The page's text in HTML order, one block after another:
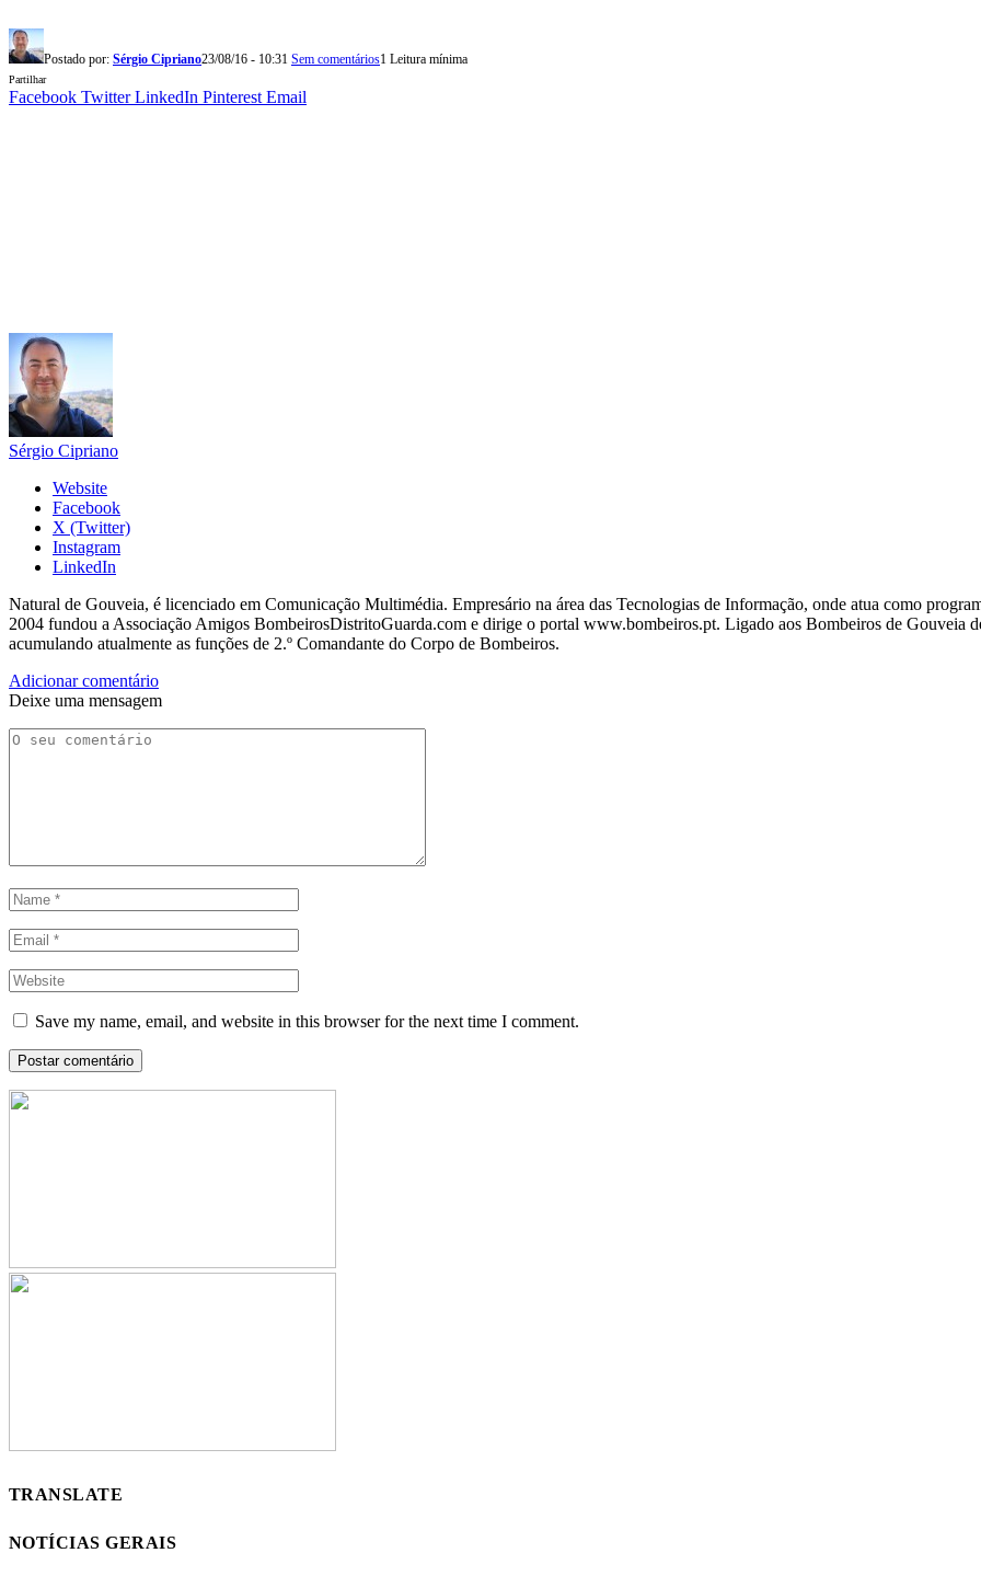
Postado por: Sérgio Cipriano23/08/16 - 10:31 Sem comentários1 Leitura mínima
Partilhar
Facebook Twitter LinkedIn Pinterest Email
Sérgio Cipriano
Website
Facebook
X (Twitter)
Instagram
LinkedIn
Natural de Gouveia, é licenciado em Comunicação Multimédia. Empresário na área das Tecnologias de Informação, onde atua como
2004 fundou a Associação Amigos BombeirosDistritoGuarda.com e dirige o portal www.bombeiros.pt. Ligado aos Bombeiros de Gouveia
acumulando atualmente as funções de 2.º Comandante do Corpo de Bombeiros.
Adicionar comentário
Deixe uma mensagem
Save my name, email, and website in this browser for the next time I comment.
TRANSLATE
NOTÍCIAS GERAIS